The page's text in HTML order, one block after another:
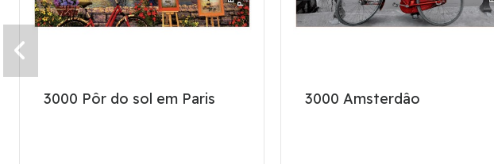
3000 Pôr do sol em Paris 3000 Amsterdâo